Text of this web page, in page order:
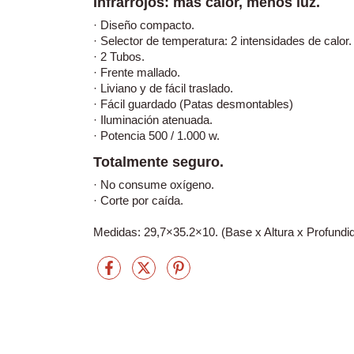
· Diseño compacto.
· Selector de temperatura: 2 intensidades de calor.
· 2 Tubos.
· Frente mallado.
· Liviano y de fácil traslado.
· Fácil guardado (Patas desmontables)
· Iluminación atenuada.
· Potencia 500 / 1.000 w.
Totalmente seguro.
· No consume oxígeno.
· Corte por caída.
Medidas: 29,7×35.2×10. (Base x Altura x